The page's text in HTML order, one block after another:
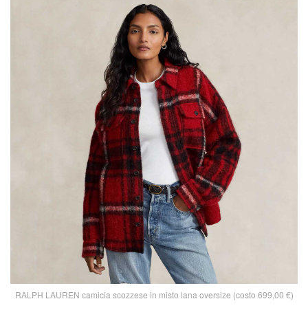
RALPH LAUREN camicia scozzese in misto lana oversize (costo 699,00 €)